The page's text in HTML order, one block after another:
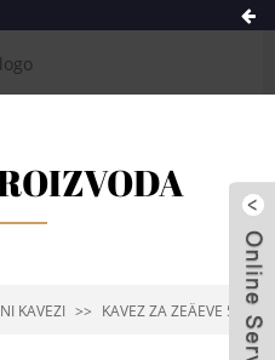
KAVEZI KAVEZ ZA ZEÄEVE 5-7